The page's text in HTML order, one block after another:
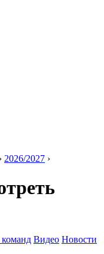
› 2026/2027 ›
Видео Новости